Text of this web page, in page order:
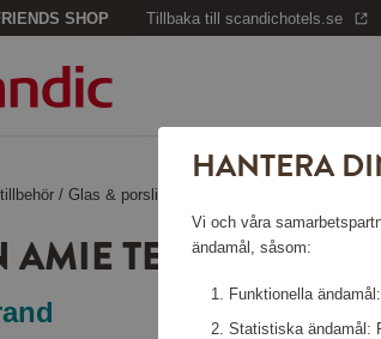
SHOP Tillbaka till scandichotels.se
/Glas & porslin
TEKOPP 50 CL
HANTERA
Vi och våra
ändamål, såsom:
Funktionella
Statistiska ändamål: